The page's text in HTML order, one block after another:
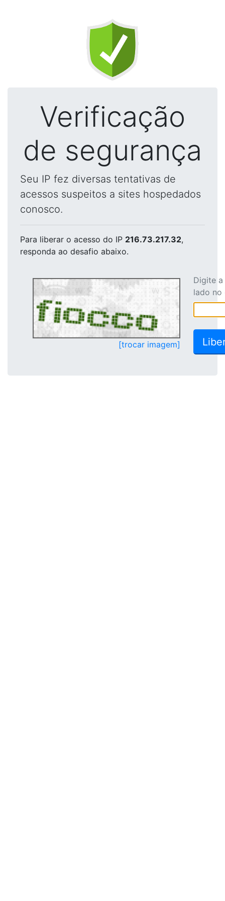
Verificação
de segurança
Seu IP fez diversas tentativas de
acessos suspeitos a sites hospedados
conosco.
Para liberar o acesso do IP 216.73.217.32,
responda ao desafio abaixo.
[trocar imagem]
Digite
lado no